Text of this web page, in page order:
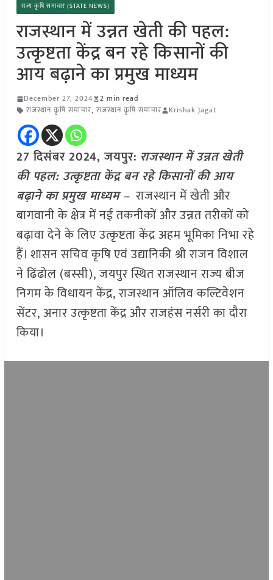
राज्य कृषि समाचार (STATE NEWS)
राजस्थान में उन्नत खेती की पहल:
उत्कृष्टता केंद्र बन रहे किसानों की
आय बढ़ाने का प्रमुख माध्यम
December 27, 2024
2 min read
राजस्थान कृषि समाचार, राजस्थान कृषि समाचार Krishak Jagat
27 दिसंबर 2024,जयपुर: राजस्थान में उन्नत खेती
की पहल: उत्कृष्टता केंद्र बन रहे किसानों की आय
बढ़ाने का प्रमुख माध्यम –राजस्थान में खेती और
बागवानी के क्षेत्र में नई तकनीकों और उन्नत तरीकों को
बढ़ावा देने के लिए उत्कृष्टता केंद्र अहम भूमिका निभा रहे
हैं। शासन सचिव कृषि एवं उद्यानिकी श्री राजन विशाल
ने ढिंढोल (बस्सी), जयपुर स्थित राजस्थान राज्य बीज
निगम के विधायन केंद्र, राजस्थान ऑलिव कल्टिवेशन
सेंटर, अनार उत्कृष्टता केंद्र और राजहंस नर्सरी का दौरा
किया।